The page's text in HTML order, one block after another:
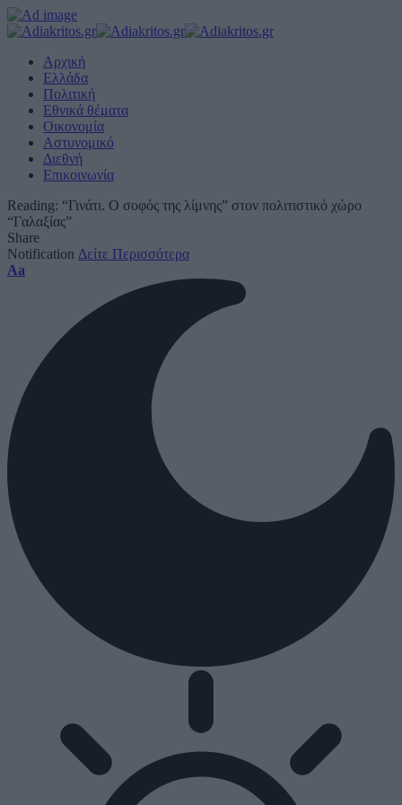
Αρχική
Ελλάδα
Πολιτική
Εθνικά θέματα
Οικονομία
Αστυνομικό
Διεθνή
Επικοινωνία
Reading: “Γινάτι. Ο σοφός της λίμνης” στον πολιτιστικό χώρο
“Γαλαξίας”
Share
Notification Δείτε Περισσότερα
Font
Aa